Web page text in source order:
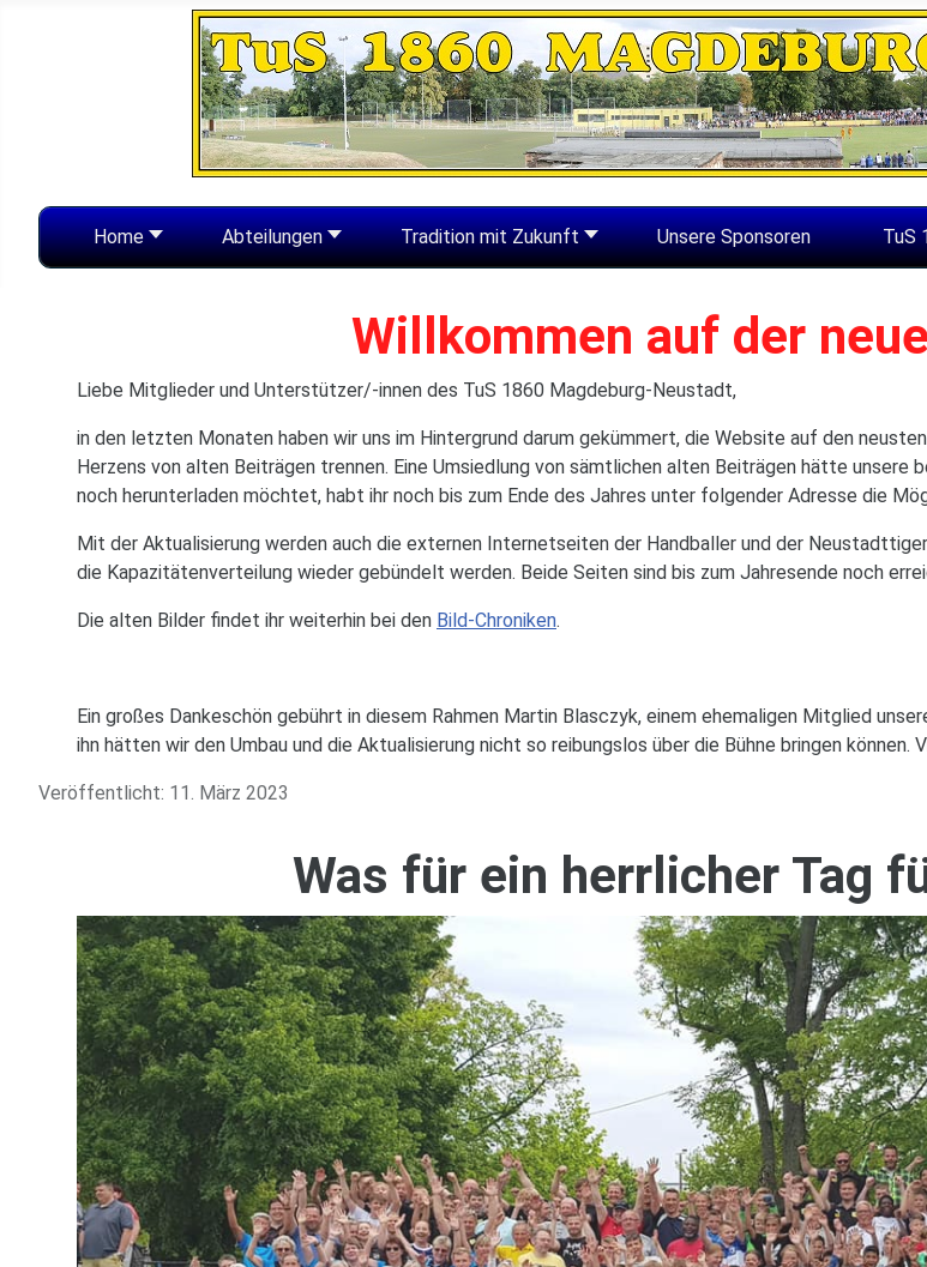
Home Abteilungen Tradition mit Zukunft Unsere Sponsoren TuS
Willkommen auf der
Liebe Mitglieder und Unterstützer/-innen des TuS 1860 Magdeburg-Neustadt,
in den letzten Monaten haben wir uns im Hintergrund darum gekümmert, die Website auf den
Herzens von alten Beiträgen trennen. Eine Umsiedlung von sämtlichen alten Beiträgen hätte
noch herunterladen möchtet, habt ihr noch bis zum Ende des Jahres unter folgender Adresse die
Mit der Aktualisierung werden auch die externen Internetseiten der Handballer und der
die Kapazitätenverteilung wieder gebündelt werden. Beide Seiten sind bis zum Jahresende noch
Die alten Bilder findet ihr weiterhin bei den Bild-Chroniken.
Ein großes Dankeschön gebührt in diesem Rahmen Martin Blasczyk, einem ehemaligen Mitglied
ihn hätten wir den Umbau und die Aktualisierung nicht so reibungslos über die Bühne bringen können.
Veröffentlicht: 11. März 2023
Was für ein herrlicher Tag